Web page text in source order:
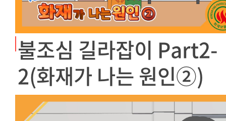
불조심 길라잡이 Part2-
2(화재가 나는 원인②)